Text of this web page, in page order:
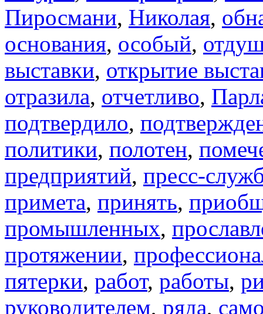
Пиросмани, Николая,
основания, особый,
выставки, открытие
отразила, отчетливо,
подтвердило,
политики, полотен,
предприятий, пресс-
примета, принять,
промышленных,
протяжении,
пятерки, работ, работы,
руководителем, ряда,